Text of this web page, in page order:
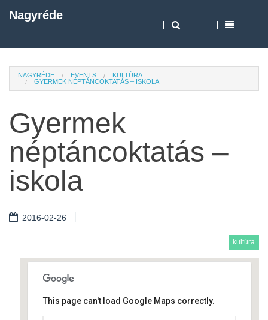
Nagyréde
NAGYRÉDE EVENTS
KULTÚRA
GYERMEK NÉPTÁNCOKTATÁS – ISKOLA
Gyermek
néptáncoktatás –
iskola
2016-02-26
kultúra
Művelődési ház
This page can't load Google Maps correctly.